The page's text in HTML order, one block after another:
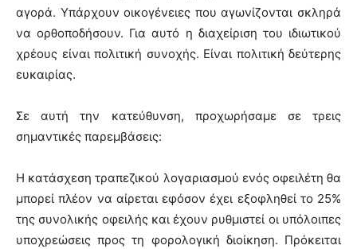
αγορά. Υπάρχουν οικογένειες που αγωνίζονται σκληρά
να ορθοποδήσουν. Για αυτό η διαχείριση του ιδιωτικού
χρέους είναι πολιτική συνοχής. Είναι πολιτική δεύτερης
ευκαιρίας.
Σε αυτή την κατεύθυνση, προχωρήσαμε σε τρεις
σημαντικές παρεμβάσεις:
Η κατάσχεση τραπεζικού λογαριασμού ενός οφειλέτη θα
μπορεί πλέον να αίρεται εφόσον έχει εξοφληθεί το 25%
της συνολικής οφειλής και έχουν ρυθμιστεί οι υπόλοιπες
υποχρεώσεις προς τη φορολογική διοίκηση. Πρόκειται